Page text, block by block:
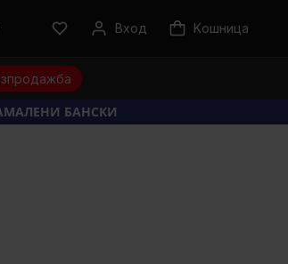
Вход Kошница
БАНСКИ